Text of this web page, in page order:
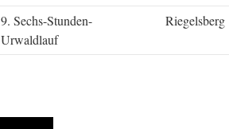
9. Sechs-Stunden-
Urwaldlauf
Riegelsberg